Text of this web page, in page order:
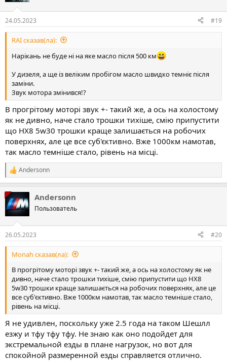
24.05.2023 #19
RAI сказав(ла):
Нарікань не буде ні на яке масло після 500 км
У дизеля, а ще із веліким пробігом масло швидко темніє після
заміни.
Звук мотора змінився!?
В прогрітому моторі звук +- такий же, а ось на холостому
як не дивно, наче стало трошки тихіше, смію припустити
що HX8 5w30 трошки краще залишається на робочих
поверхнях, але це все суб'єктивно. Вже 1000км намотав,
так масло темніше стало, рівень на місці.
Р
е
а
к
ц
і
Andersonn
Andersonn
Пользователь
26.05.2023 #20
Monah сказав(ла):
В прогрітому моторі звук +- такий же, а ось на холостому як не
дивно, наче стало трошки тихіше, смію припустити що HX8
5w30 трошки краще залишається на робочих поверхнях, але це
все суб'єктивно. Вже 1000км намотав, так масло темніше стало,
рівень на місці.
Я не удивлен, поскольку уже 2.5 года на таком Шешлл
езжу и тфу тфу тфу. Не знаю как оно подойдет для
экстремальной езды в плане нагрузок, но вот для
спокойной размеренной езды справляется отлично.